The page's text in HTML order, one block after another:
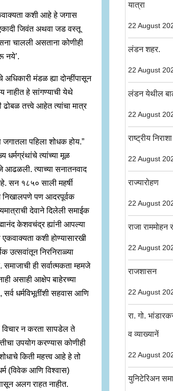
कशी आहे हे जगास
जिवंत अथवा जड वस्तू
चालली असताना कोणीही
नये’.
अधिकारी मंडळ ह्या दोन्हींपासून
नाहीत हे सांगण्याची येथे
ढोबळ तत्त्वे आहेत त्यांचा मात्र
जगातला पहिला शोधक होय.”
त्यांच्या मूळ
आढळली. त्याच्या सनातनवाद
सन १८५० साली महर्षी
निखालपणे पण आदरपूर्वक
देवाने दिलेली समाईक
केशवचंद्र ह्यांनी आपल्या
एकवाक्यता कशी होण्यासारखी
उत्सवांतून निरनिराळ्या
ही सर्वात्मकता म्हमजे
असाही आक्षेप बाहेरच्या
धर्मविभूतींशी सहवास आणि
विचार न करता सापडेल ते
उपयोग करण्यास कोणीही
किती महत्त्व आहे हे तो
(विवेक आणि विश्वास)
अलग राहत नाहीत.
यात्रा
22 August
लंडन शहर.
22 August
लंडन येथील
22 August
राष्ट्रीय निराशा
22 August
राज्यारोहण
22 August
राजा राममोहन
22 August
राजशासन
22 August
रा. गो.
व व्याख्यानें
22 August
युनिटेरिअन